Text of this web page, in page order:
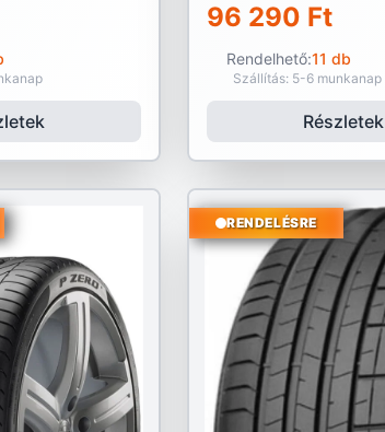
96 290 Ft
Rendelhető:11 db
Szállítás: 5-6 munkanap
Részletek
RENDELÉSRE